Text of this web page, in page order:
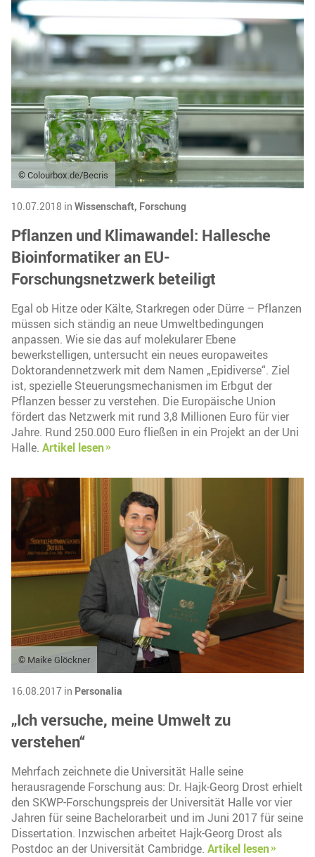
© Colourbox.de/Becris
10.07.2018 in Wissenschaft, Forschung
Pflanzen und Klimawandel: Hallesche
Bioinformatiker an EU-
Forschungsnetzwerk beteiligt
Egal ob Hitze oder Kälte, Starkregen oder Dürre – Pflanzen
müssen sich ständig an neue Umweltbedingungen
anpassen. Wie sie das auf molekularer Ebene
bewerkstelligen, untersucht ein neues europaweites
Doktorandennetzwerk mit dem Namen „Epidiverse“. Ziel
ist, spezielle Steuerungsmechanismen im Erbgut der
Pflanzen besser zu verstehen. Die Europäische Union
fördert das Netzwerk mit rund 3,8 Millionen Euro für vier
Jahre. Rund 250.000 Euro fließen in ein Projekt an der Uni
Halle. Artikel lesen
© Maike Glöckner
16.08.2017 in Personalia
„Ich versuche, meine Umwelt zu
verstehen“
Mehrfach zeichnete die Universität Halle seine
herausragende Forschung aus: Dr. Hajk-Georg Drost erhielt
den SKWP-Forschungspreis der Universität Halle vor vier
Jahren für seine Bachelorarbeit und im Juni 2017 für seine
Dissertation. Inzwischen arbeitet Hajk-Georg Drost als
Postdoc an der Universität Cambridge. Artikel lesen